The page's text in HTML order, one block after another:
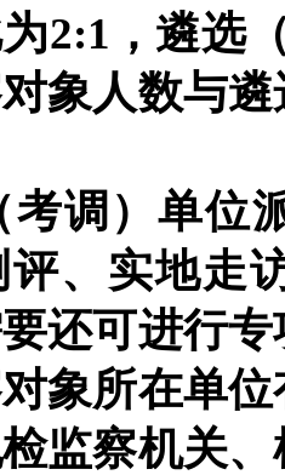
2:1，遴选
象人数与
考调）单位
、实地走
还可进行
象所在单
监察机关